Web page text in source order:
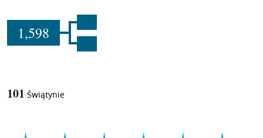
1,598
101 Świątynie